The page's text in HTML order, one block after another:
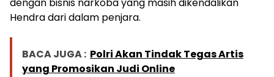
dengan bisnis narkoba yang masih dikendalikan
Hendra dari dalam penjara.
BACA JUGA : Polri Akan Tindak Tegas Artis
yang Promosikan Judi Online